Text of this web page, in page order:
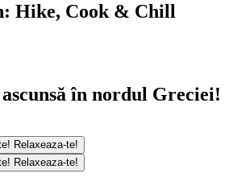
Hike, Cook & Chill
în nordul Greciei!